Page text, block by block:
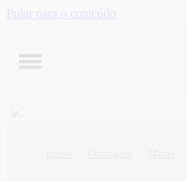
Pular para o conteúdo